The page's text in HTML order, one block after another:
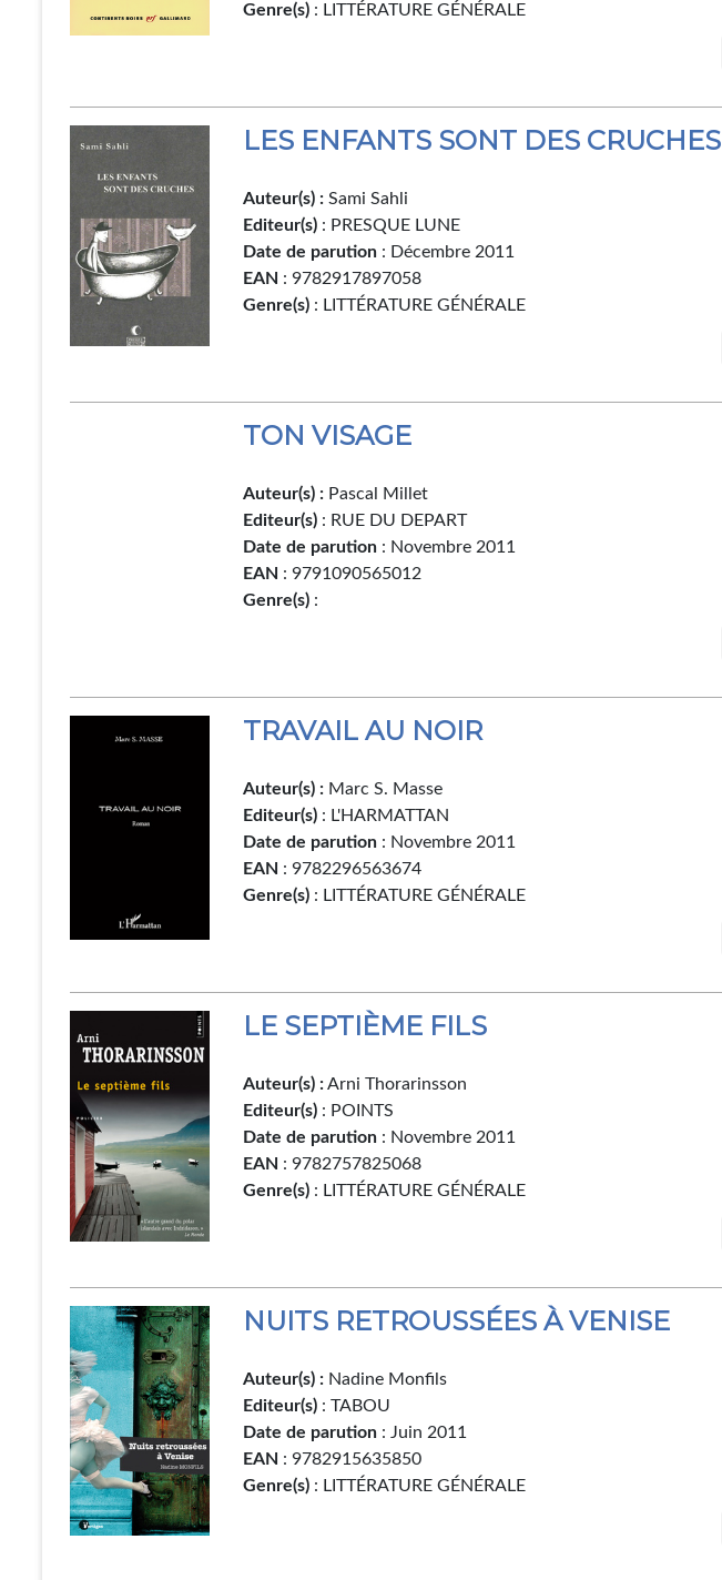
Genre(s) : LITTÉRATURE GÉNÉRALE
LES ENFANTS SONT DES CRUCHES
Auteur(s) : Sami Sahli
Editeur(s) : PRESQUE LUNE
Date de parution : Décembre 2011
EAN : 9782917897058
Genre(s) : LITTÉRATURE GÉNÉRALE
TON VISAGE
Auteur(s) : Pascal Millet
Editeur(s) : RUE DU DEPART
Date de parution : Novembre 2011
EAN : 9791090565012
Genre(s) :
TRAVAIL AU NOIR
Auteur(s) : Marc S. Masse
Editeur(s) : L'HARMATTAN
Date de parution : Novembre 2011
EAN : 9782296563674
Genre(s) : LITTÉRATURE GÉNÉRALE
LE SEPTIÈME FILS
Auteur(s) :Arni Thorarinsson
Editeur(s) : POINTS
Date de parution : Novembre 2011
EAN : 9782757825068
Genre(s) : LITTÉRATURE GÉNÉRALE
NUITS RETROUSSÉES À VENISE
Auteur(s) : Nadine Monfils
Editeur(s) : TABOU
Date de parution : Juin 2011
EAN : 9782915635850
Genre(s) : LITTÉRATURE GÉNÉRALE